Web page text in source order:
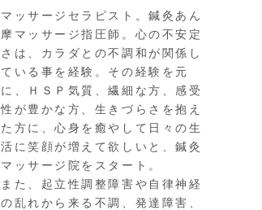
マッサージセラピスト。鍼灸あん
摩マッサージ指圧師。心の不安定
さは、カラダとの不調和が関係し
ている事を経験。その経験を元
に、ＨＳＰ気質、繊細な方、感受
性が豊かな方、生きづらさを抱え
た方に、心身を癒やして日々の生
活に笑顔が増えて欲しいと、鍼灸
マッサージ院をスタート。
また、起立性調整障害や自律神経
の乱れから来る不調、発達障害、